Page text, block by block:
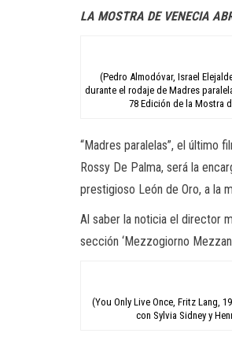
LA MOSTRA DE VENECIA
(Pedro Almodóvar, Israel
durante el rodaje de Madres
78 Edición de la Mostra
“Madres paralelas”, el último
Rossy De Palma, será la
prestigioso León de Oro, a la
Al saber la noticia el director
sección ‘Mezzogiorno
(You Only Live Once, Fritz Lang,
con Sylvia Sidney y